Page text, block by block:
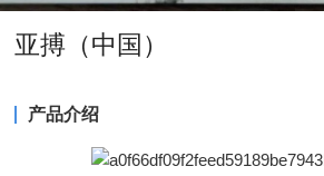
亚搏（中国）
产品介绍